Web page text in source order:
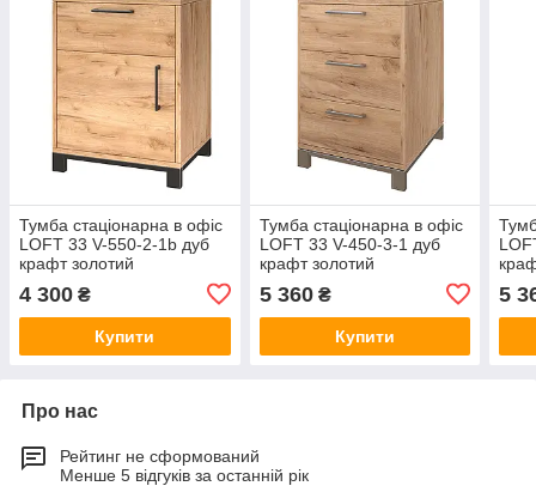
Тумба стаціонарна в офіс
LOFT 33 V-550-2-1b дуб
крафт золотий
4 300 ₴
Купити
Тумба стаціонарна в офіс
LOFT 33 V-450-3-1 дуб
крафт золотий
5 360₴
Купити
5
Про нас
Рейтинг не сформований
Менше 5 відгуків за останній рік